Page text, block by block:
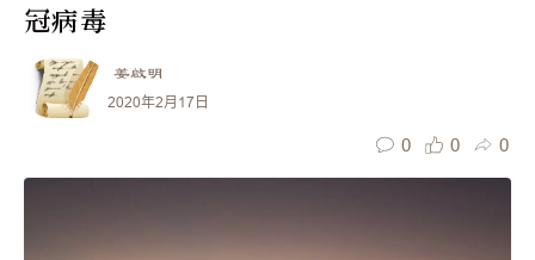
冠病毒
姜啟明
2020年2月17日
0 0 0